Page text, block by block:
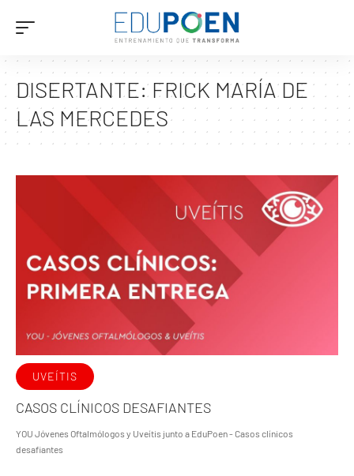
DISERTANTE:FRICK MARÍA DE
LAS MERCEDES
UVEÍTIS
CASOS CLÍNICOS DESAFIANTES
YOU Jóvenes Oftalmólogos y Uveítis junto a EduPoen - Casos clínicos
desafiantes